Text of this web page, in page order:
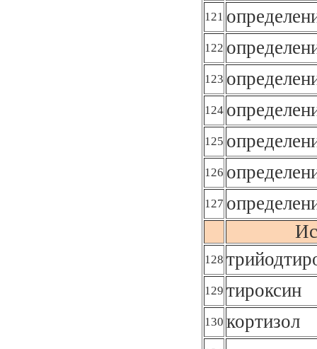
121
122
123
124
125
126
127
128
129 тироксин
130 кортизол